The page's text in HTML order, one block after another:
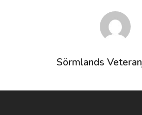
Sörmlands